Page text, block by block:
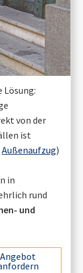
von der
ist
Außenaufzug)
in
rund
und
Angebot